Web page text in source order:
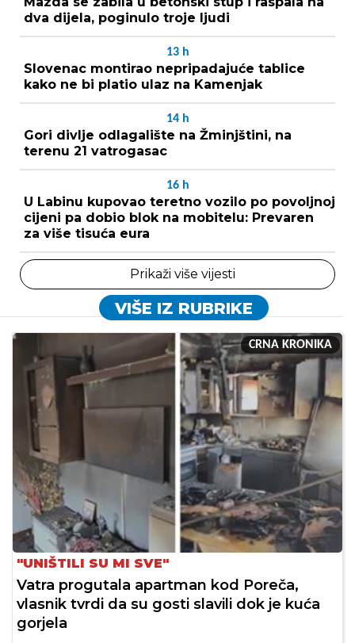
dva dijela, poginulo troje ljudi
13 h
Slovenac montirao nepripadajuće tablice
kako ne bi platio ulaz na Kamenjak
14 h
Gori divlje odlagalište na Žminjštini, na
terenu 21 vatrogasac
16 h
U Labinu kupovao teretno vozilo po povoljnoj
cijeni pa dobio blok na mobitelu: Prevaren
za više tisuća eura
Prikaži više vijesti
VIŠE IZ RUBRIKE
CRNA KRONIKA
"UNIŠTILI SU MI SVE"
Vatra progutala apartman kod Poreča,
vlasnik tvrdi da su gosti slavili dok je kuća
gorjela